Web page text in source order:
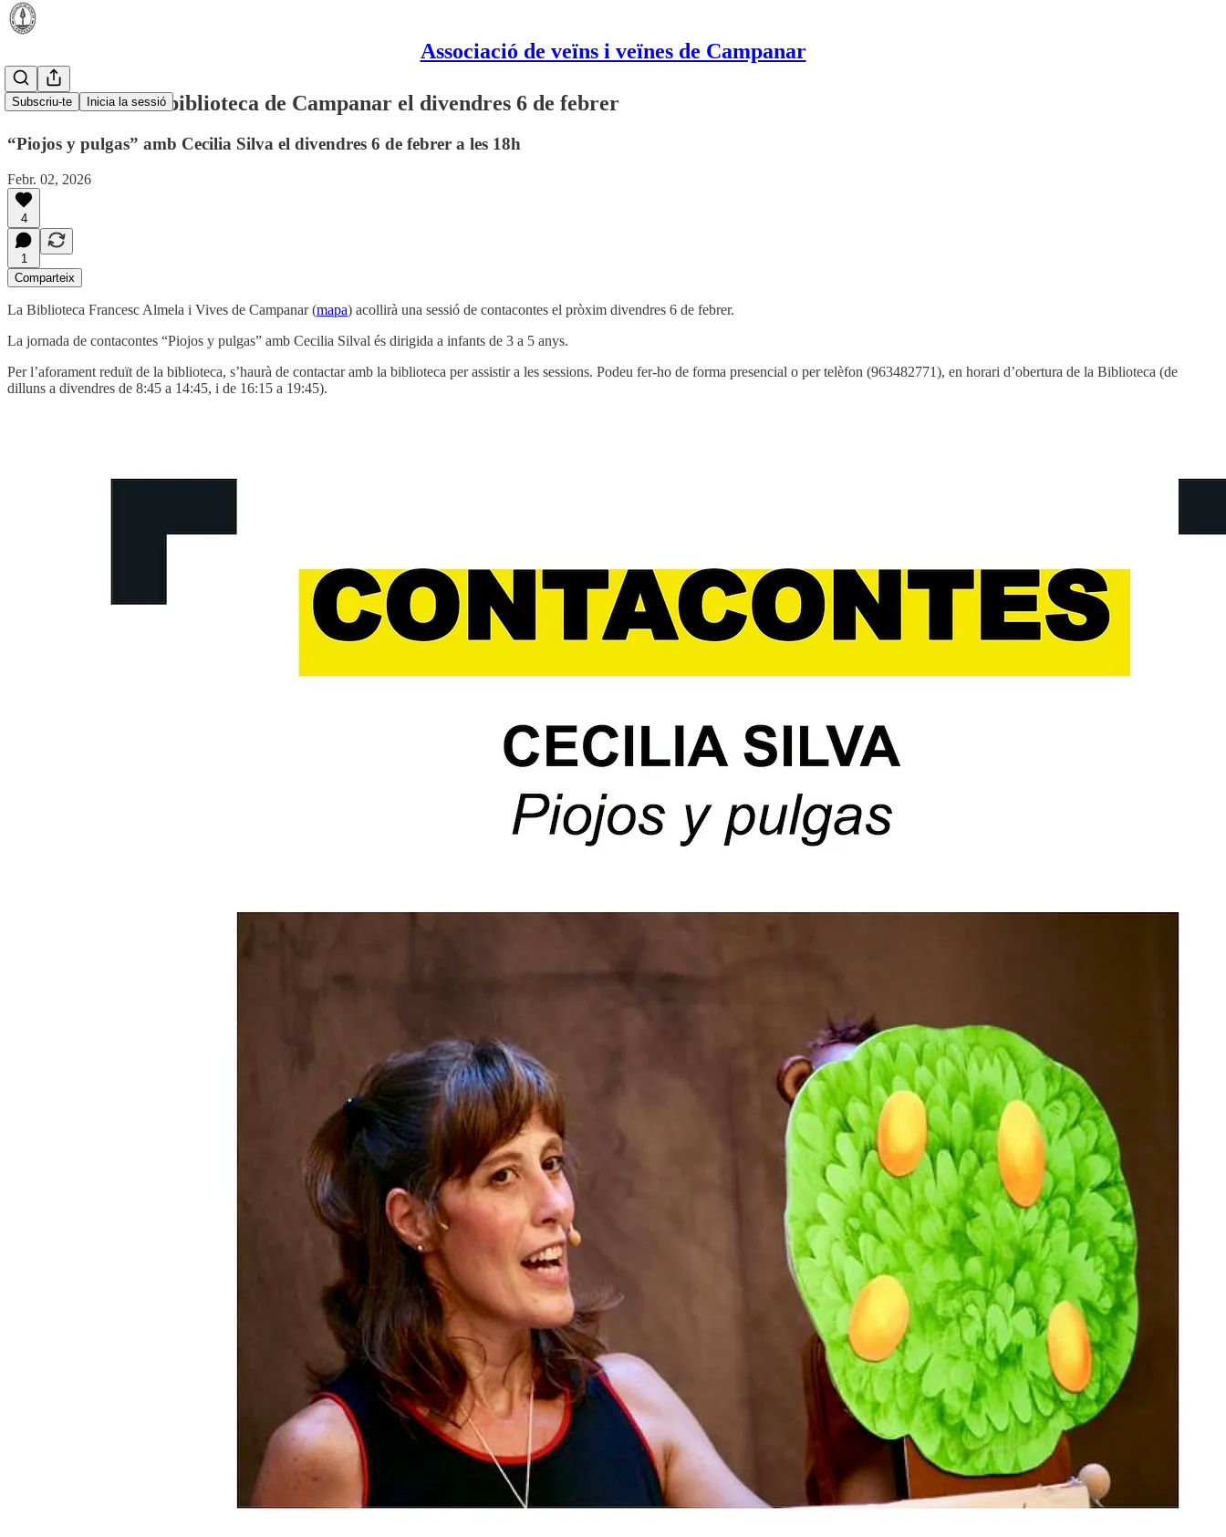
Associació de veïns i veïnes de Campanar
Subscriu-te Inicia la sessió
Contacontes a la biblioteca de Campanar el divendres 6 de febrer
“Piojos y pulgas” amb Cecilia Silva el divendres 6 de febrer a les 18h
Febr. 02, 2026
4
1
Comparteix
La Biblioteca Francesc Almela i Vives de Campanar (mapa) acollirà una sessió de contacontes el pròxim divendres 6 de febrer.
La jornada de contacontes “Piojos y pulgas” amb Cecilia Silval és dirigida a infants de 3 a 5 anys.
Per l’aforament reduït de la biblioteca, s’haurà de contactar amb la biblioteca per assistir a les sessions. Podeu fer-ho de forma presencial o per telèfon (963482771), en horari d’obertura de la Biblioteca (de
dilluns a divendres de 8:45 a 14:45, i de 16:15 a 19:45).